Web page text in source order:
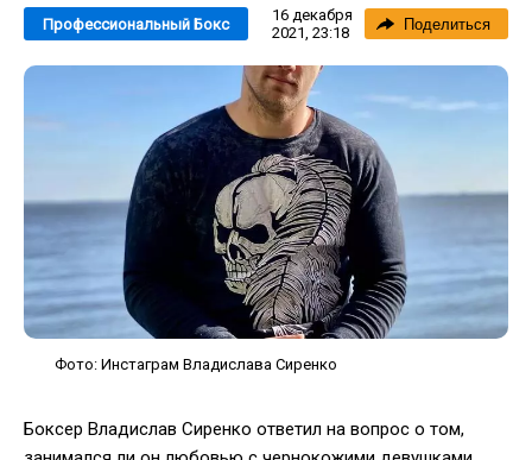
Профессиональный Бокс
16 декабря
2021, 23:18
Поделиться
Фото: Инстаграм Владислава Сиренко
Боксер Владислав Сиренко ответил на вопрос о том,